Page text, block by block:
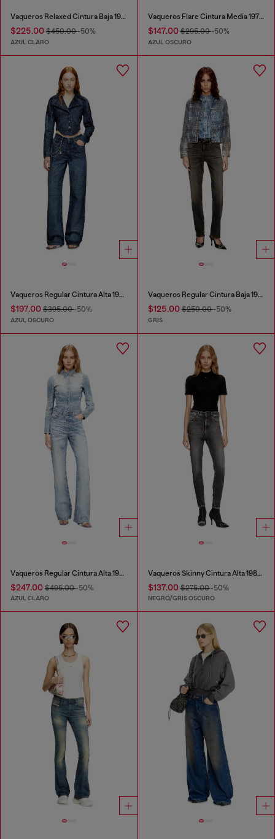
Vaqueros Relaxed Cintura Baja 1996 D-Sire
$225.00 $450.00-50%
AZUL CLARO
Vaqueros Flare Cintura Media 1978 D-Akemi
$147.00$295.00-50%
AZUL OSCURO
Vaqueros Regular Cintura Alta 1971 D-Sent
$197.00 $395.00-50%
AZUL OSCURO
Vaqueros Regular Cintura Baja 1989 D-Mine
$125.00$250.00-50%
GRIS
Vaqueros Regular Cintura Alta 1971 D-Sent
$247.00 $495.00-50%
AZUL CLARO
Vaqueros Skinny Cintura Alta 1984 Slandy-High
$137.00$275.00-50%
NEGRO/GRIS OSCURO